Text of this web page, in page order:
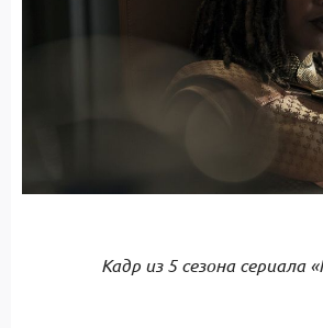
Кадр из 5 сезона сериала